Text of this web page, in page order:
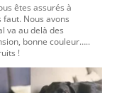
êtes assurés à
faut. Nous avons
va au delà des
bonne couleur…..
!